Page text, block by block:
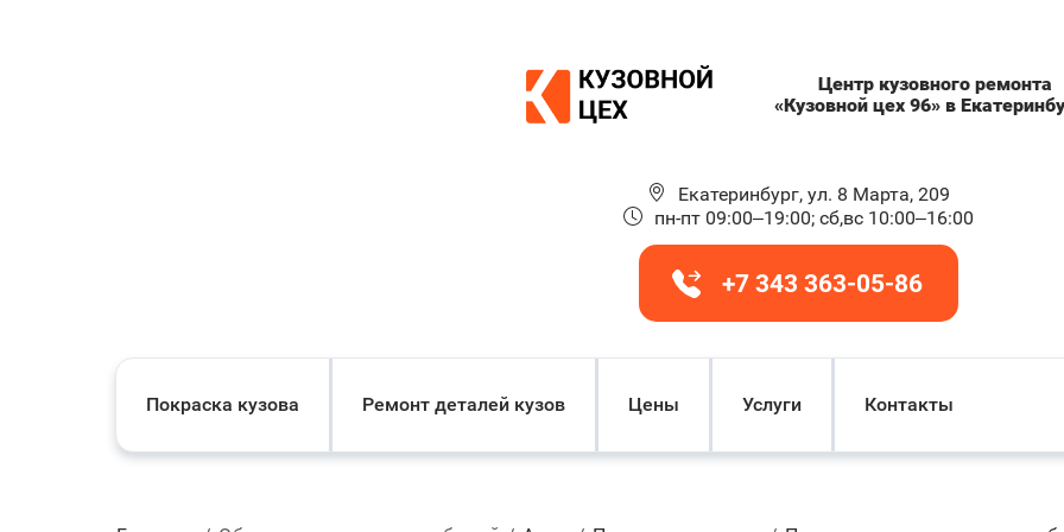
Центр кузовного ремонта
«Кузовной цех 96» в
Екатеринбург, ул. 8 Марта, 209
пн-пт 09:00–19:00; сб,вс 10:00–16:00
+7 343 363-05-86
Покраска кузова Ремонт деталей кузов Цены Услуги Контакты